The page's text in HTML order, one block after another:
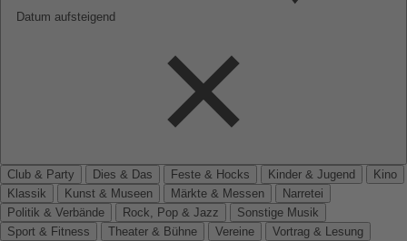
Datum aufsteigend
Club & Party Dies & Das Feste & Hocks Kinder & Jugend
Kino
Klassik
Kunst & Museen Märkte & Messen
Narretei
Politik & Verbände
Rock, Pop & Jazz
Sonstige Musik
Sport & Fitness
Theater & Bühne Vereine
Vortrag & Lesung